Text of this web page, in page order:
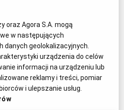
przyznała również
Otrzymali jeAndrzej
Piotr Olejarczyk
o ukrytym mieszkaniu
do których dotarli
z głównych tematów
oraz Agora S.A. mogą
w następujących
danych geolokalizacyjnych.
urządzenia do celów
informacji na urządzeniu lub
reklamy i treści, pomiar
i ulepszanie usług.